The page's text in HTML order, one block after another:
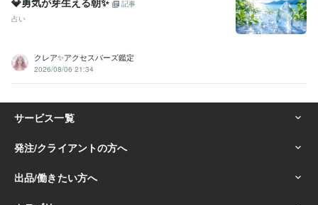
記事
占い
クレア✨アクセスバーズ鑑定
2026/08/06 21:34